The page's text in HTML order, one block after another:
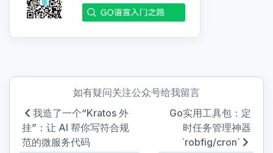
如有疑问关注公众号给我留言
我造了一个“Kratos 外
挂”：让 AI 帮你写符合规
范的微服务代码
Go实用工具包：定
时任务管理神器
`robfig/cron`